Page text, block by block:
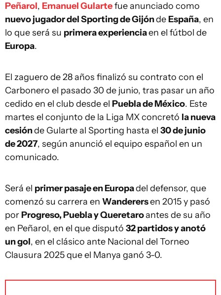
Peñarol, Emanuel Gulartefue anunciado como
nuevo jugador del Sporting de Gijónde España, en
lo que será su primera experienciaen el fútbol de
Europa.
El zaguero de 28 años finalizó su contrato con el
Carbonero el pasado 30 de junio, tras pasar un año
cedido en el club desde el Puebla de México. Este
martes el conjunto de la Liga MX concretó la nueva
cesiónde Gularte al Sporting hasta el 30 de junio
de 2027, según anunció el equipo español en un
comunicado.
Será el primer pasaje en Europadel defensor, que
comenzó su carrera en Wanderersen 2015 y pasó
por Progreso, Puebla y Queretaroantes de su año
en Peñarol, en el que disputó 32 partidos y anotó
un gol, en el clásico ante Nacional del Torneo
Clausura 2025 que el Manya ganó 3-0.